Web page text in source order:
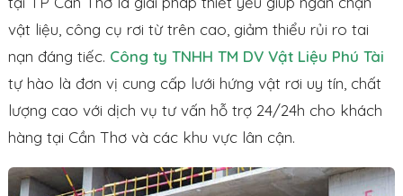
vật liệu, công cụ rơi từ trên cao, giảm thiểu rủi ro tai
nạn đáng tiếc. Công ty TNHH TM DV Vật Liệu Phú Tài
tự hào là đơn vị cung cấp lưới hứng vật rơi uy tín, chất
lượng cao với dịch vụ tư vấn hỗ trợ 24/24h cho khách
hàng tại Cần Thơ và các khu vực lân cận.